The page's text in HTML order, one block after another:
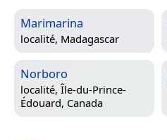
Marimarina
localité, Madagascar
Norboro
localité, Île-du-Prince-
Édouard, Canada